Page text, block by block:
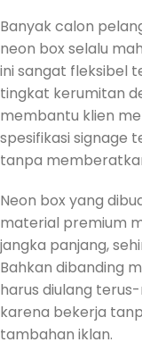
Banyak calon
neon box selalu
ini sangat fleksibel
tingkat kerumitan
membantu klien
spesifikasi signage
tanpa
Neon box yang
material premium
jangka panjang,
Bahkan dibanding
harus diulang
karena bekerja
tambahan iklan.